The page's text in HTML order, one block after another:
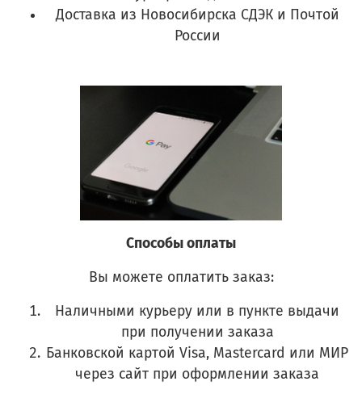
Доставка из Новосибирска СДЭК и Почтой
России
Способы оплаты
Вы можете оплатить заказ:
Наличными курьеру или в пункте выдачи
при получении заказа
Банковской картой Visa, Mastercard или МИР
через сайт при оформлении заказа